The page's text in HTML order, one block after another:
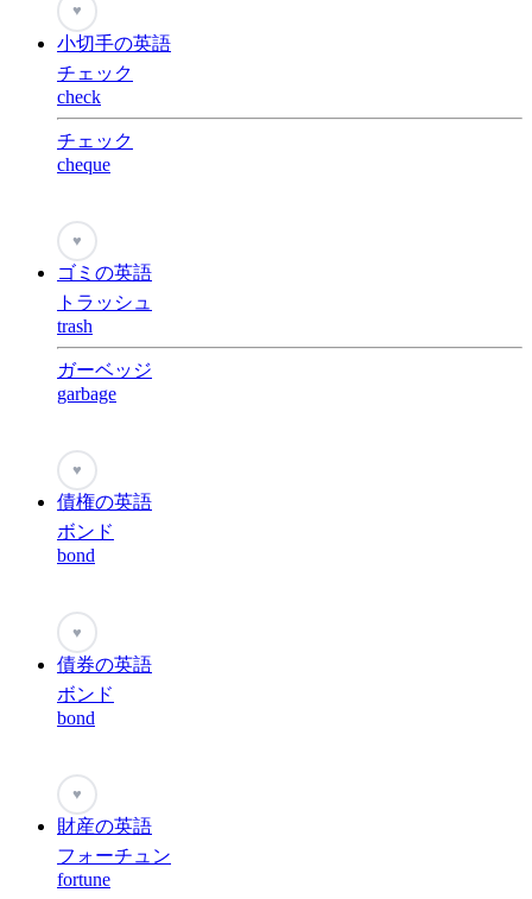
♥
小切手の英語
チェック
check
チェック
cheque
♥
ゴミの英語
トラッシュ
trash
ガーベッジ
garbage
♥
債権の英語
ボンド
bond
♥
債券の英語
ボンド
bond
♥
財産の英語
フォーチュン
fortune